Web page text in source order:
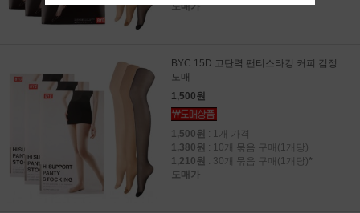
도매가
BYC 15D 고탄력 팬티스타킹 커피 검정
도매
1,500원
1,500원 : 1개 가격
1,380원 : 10개 묶음 구매(1개당)
1,210원 : 30개 묶음 구매(1개당)*
도매가